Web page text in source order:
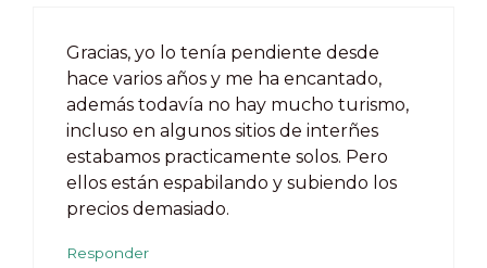
Gracias, yo lo tenía pendiente desde
hace varios años y me ha encantado,
además todavía no hay mucho turismo,
incluso en algunos sitios de interñes
estabamos practicamente solos. Pero
ellos están espabilando y subiendo los
precios demasiado.
Responder